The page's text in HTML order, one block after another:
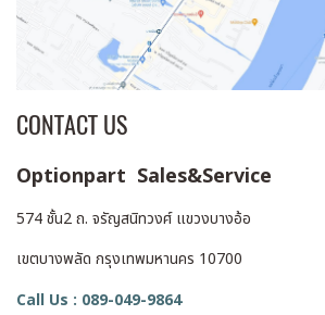
CONTACT US
Optionpart Sales&Service
574 ชั้น2 ถ. จรัญสนิทวงศ์ แขวงบางอ้อ
เขตบางพลัด กรุงเทพมหานคร 10700
Call Us : 089-049-9864